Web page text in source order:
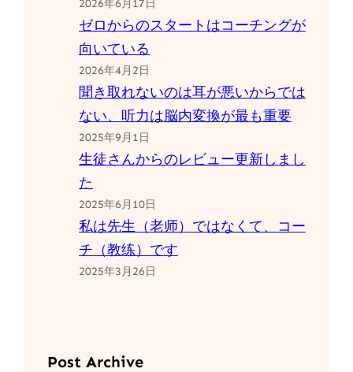
2026年6月17日
ゼロからのスタートはコーチングが
向いている
2026年4月2日
聞き取れないのは耳が悪いからでは
ない、听力は脳内変換が最も重要
2025年9月1日
生徒さんからのレビュー更新しまし
た
2025年6月10日
私は先生（老师）ではなくて、コー
チ（教练）です
2025年3月26日
Post Archive